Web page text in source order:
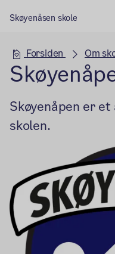
Skøyenåsen skole
Forsiden Om
Skøyenåpen er
skolen.